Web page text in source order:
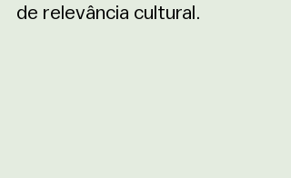
de relevância cultural.